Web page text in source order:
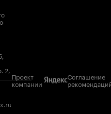
2,
Проект
компании
Соглашение